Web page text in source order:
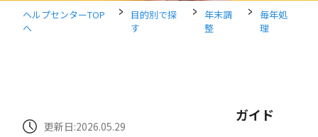
ヘルプセンターTOP
へ
>
目的別で探
す
> 年末調
整
>
毎年処
理
更新日:2026.05.29
ガイド